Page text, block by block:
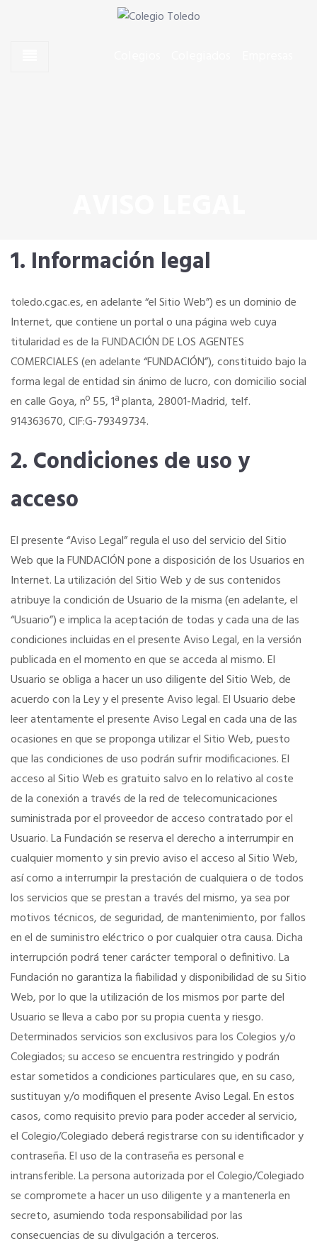
Colegio Toledo
Agentes Comerciales de Toledo
Si eres mujer o tienes menos de 36…
Curso de Acceso
Formación gratuita
Descuentos exclusivos
Ahorra en carburantes
Portal de Empleo
VENTAJAS EN SEGUROS
Formación gratuita
Servicios financieros
Ventajas en las ferias
Tu CRM AC
Ventajas fiscales
Asesoramiento fiscal y jurídico
Despachos y salas de reuniones
Consulados comerciales
Internacional
Hoteles
Apps
1. Información legal
toledo.cgac.es, en adelante “el Sitio Web”) es un dominio de
Internet, que contiene un portal o una página web cuya
titularidad es de la FUNDACIÓN DE LOS AGENTES
COMERCIALES (en adelante “FUNDACIÓN”), constituido bajo la
forma legal de entidad sin ánimo de lucro, con domicilio social
en calle Goya, nº 55, 1ª planta, 28001-Madrid, telf.
914363670, CIF:G-79349734.
2. Condiciones de uso y
acceso
El presente “Aviso Legal” regula el uso del servicio del Sitio
Web que la FUNDACIÓN pone a disposición de los Usuarios en
Internet. La utilización del Sitio Web y de sus contenidos
atribuye la condición de Usuario de la misma (en adelante, el
“Usuario”) e implica la aceptación de todas y cada una de las
condiciones incluidas en el presente Aviso Legal, en la versión
publicada en el momento en que se acceda al mismo. El
Usuario se obliga a hacer un uso diligente del Sitio Web, de
acuerdo con la Ley y el presente Aviso legal. El Usuario debe
leer atentamente el presente Aviso Legal en cada una de las
ocasiones en que se proponga utilizar el Sitio Web, puesto
que las condiciones de uso podrán sufrir modificaciones. El
acceso al Sitio Web es gratuito salvo en lo relativo al coste
de la conexión a través de la red de telecomunicaciones
suministrada por el proveedor de acceso contratado por el
Usuario. La Fundación se reserva el derecho a interrumpir en
cualquier momento y sin previo aviso el acceso al Sitio Web,
así como a interrumpir la prestación de cualquiera o de todos
los servicios que se prestan a través del mismo, ya sea por
motivos técnicos, de seguridad, de mantenimiento, por fallos
en el de suministro eléctrico o por cualquier otra causa. Dicha
interrupción podrá tener carácter temporal o definitivo. La
Fundación no garantiza la fiabilidad y disponibilidad de su Sitio
Web, por lo que la utilización de los mismos por parte del
Usuario se lleva a cabo por su propia cuenta y riesgo.
Determinados servicios son exclusivos para los Colegios y/o
Colegiados; su acceso se encuentra restringido y podrán
estar sometidos a condiciones particulares que, en su caso,
sustituyan y/o modifiquen el presente Aviso Legal. En estos
casos, como requisito previo para poder acceder al servicio,
el Colegio/Colegiado deberá registrarse con su identificador y
contraseña. El uso de la contraseña es personal e
intransferible. La persona autorizada por el Colegio/Colegiado
se compromete a hacer un uso diligente y a mantenerla en
secreto, asumiendo toda responsabilidad por las
consecuencias de su divulgación a terceros.